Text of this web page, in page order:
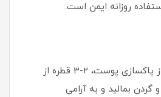
روزانه ایمن است.
صبح و عصر، پس از پاکسازی پوست، ۲-۳ قطره از
بمالید و به آرامی